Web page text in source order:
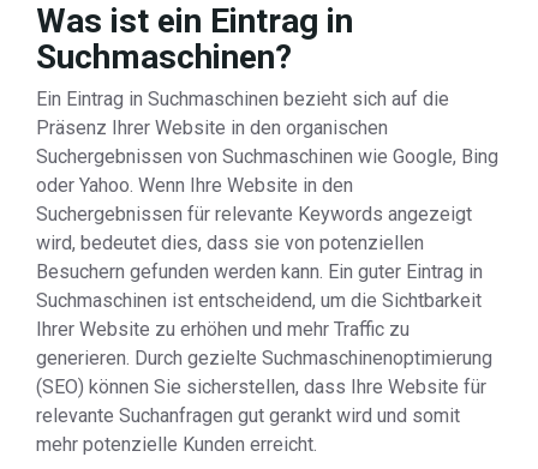
Was ist ein Eintrag in
Suchmaschinen?
Ein Eintrag in Suchmaschinen bezieht sich auf die
Präsenz Ihrer Website in den organischen
Suchergebnissen von Suchmaschinen wie Google, Bing
oder Yahoo. Wenn Ihre Website in den
Suchergebnissen für relevante Keywords angezeigt
wird, bedeutet dies, dass sie von potenziellen
Besuchern gefunden werden kann. Ein guter Eintrag in
Suchmaschinen ist entscheidend, um die Sichtbarkeit
Ihrer Website zu erhöhen und mehr Traffic zu
generieren. Durch gezielte Suchmaschinenoptimierung
(SEO) können Sie sicherstellen, dass Ihre Website für
relevante Suchanfragen gut gerankt wird und somit
mehr potenzielle Kunden erreicht.